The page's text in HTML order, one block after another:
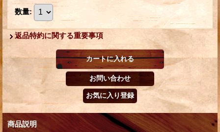
数量:
返品特約に関する重要事項
商品説明